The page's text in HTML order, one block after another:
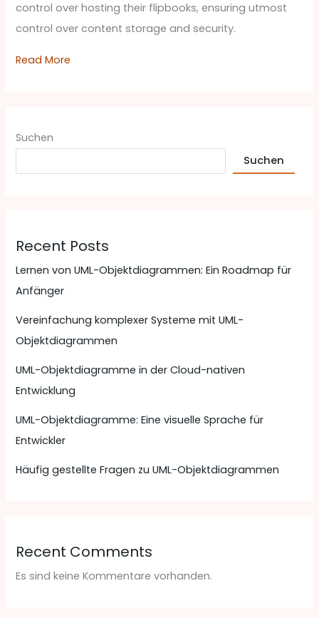
control over hosting their flipbooks, ensuring utmost
control over content storage and security.
Read More
Suchen
Suchen
Recent Posts
Lernen von UML-Objektdiagrammen: Ein Roadmap für
Anfänger
Vereinfachung komplexer Systeme mit UML-
Objektdiagrammen
UML-Objektdiagramme in der Cloud-nativen
Entwicklung
UML-Objektdiagramme: Eine visuelle Sprache für
Entwickler
Häufig gestellte Fragen zu UML-Objektdiagrammen
Recent Comments
Es sind keine Kommentare vorhanden.